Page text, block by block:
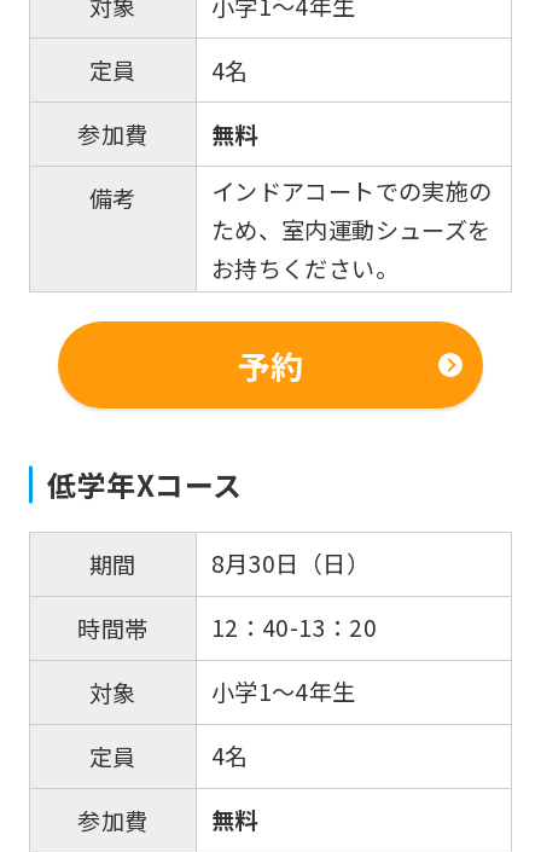
定員
4名
参加費
無料
備考
インドアコートでの実施の
ため、室内運動シューズを
お持ちください。
予約
低学年Xコース
期間
8月30日（日）
時間帯
12：40-13：20
対象
小学1～4年生
定員
4名
参加費
無料
not
an
translation.
The
translation
may
differ
from
the
We
ask
that
you
fully
understand
before